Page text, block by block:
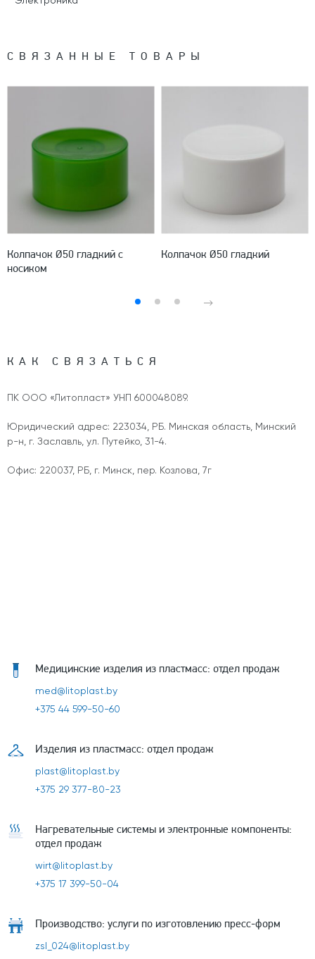
СВЯЗАННЫЕ ТОВАРЫ
Колпачок Ø50 гладкий с
носиком
Колпачок Ø50 гладкий
КАК СВЯЗАТЬСЯ
ПК ООО «Литопласт» УНП 600048089.
Юридический адрес: 223034, РБ. Минская область, Минский
р-н, г. Заславль, ул. Путейко, 31-4.
Офис: 220037, РБ, г. Минск, пер. Козлова, 7г
Медицинские изделия из пластмасс: отдел продаж
med@litoplast.by
+375 44 599-50-60
Изделия из пластмасс: отдел продаж
plast@litoplast.by
+375 29 377-80-23
Нагревательные системы и электронные компоненты:
отдел продаж
wirt@litoplast.by
+375 17 399-50-04
Производство: услуги по изготовлению пресс-форм
zsl_024@litoplast.by